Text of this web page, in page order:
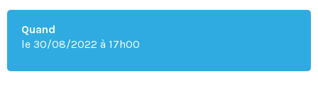
Quand
le 30/08/2022 à 17h00